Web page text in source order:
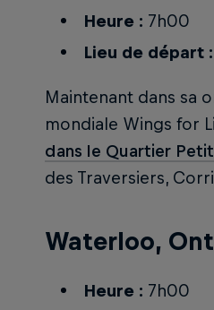
Heure : 7h00
Lieu de départ :
Maintenant dans sa
mondiale Wings for
dans le Quartier
des Traversiers,
Waterloo,
Heure : 7h00